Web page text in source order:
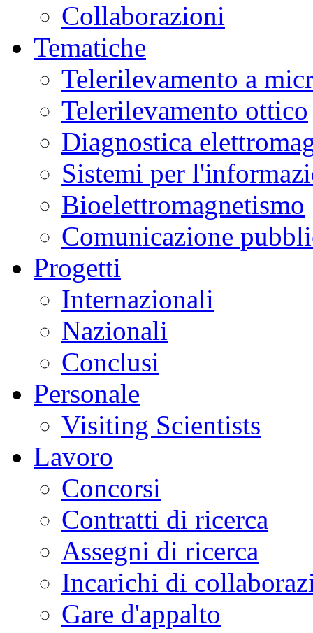
Collaborazioni
Tematiche
Telerilevamento a
Telerilevamento ottico
Diagnostica
Sistemi per
Bioelettromagnetismo
Comunicazione
Progetti
Internazionali
Nazionali
Conclusi
Personale
Visiting Scientists
Lavoro
Concorsi
Contratti di ricerca
Assegni di ricerca
Incarichi di
Gare d'appalto